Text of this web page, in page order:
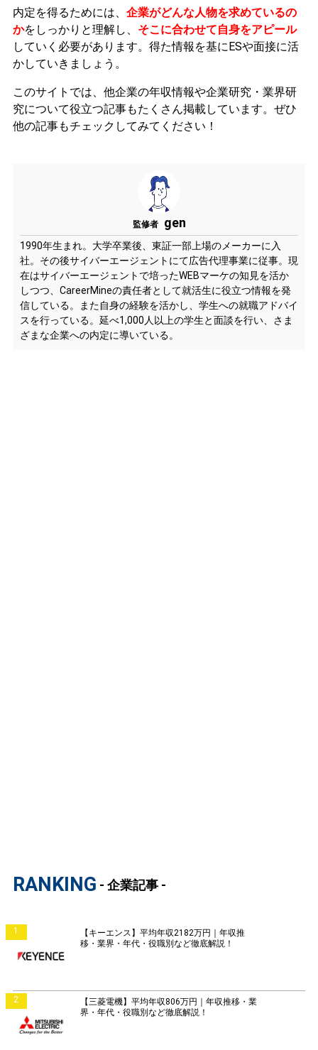
内定を得るためには、 企業がどんな人物を求めているの
かをしっかりと理解し、 そこに合わせて自身をアピール
していく必要があります。 得た情報を基にESや面接に活
かしていきましょう。
このサイトでは、他企業の年収情報や企業研究・業界研
究について役立つ記事もたくさん掲載しています。ぜひ
他の記事もチェックしてみてください！
監修者 gen
1990年生まれ。大学卒業後、東証一部上場のメーカーに入
社。その後サイバーエージェントにて広告代理事業に従事。現
在はサイバーエージェントで培ったWEBマーケの知見を活か
しつつ、CareerMineの責任者として就活生に役立つ情報を発
信している。また自身の経験を活かし、学生への就職アドバイ
スを行っている。延べ1,000人以上の学生と面談を行い、さま
ざまな企業への内定に導いている。
RANKING - 企業記事 -
1
【キーエンス】平均年収2182万円｜年収推
移・業界・年代・役職別など徹底解説！
2
【三菱電機】平均年収806万円｜年収推移・業
界・年代・役職別など徹底解説！